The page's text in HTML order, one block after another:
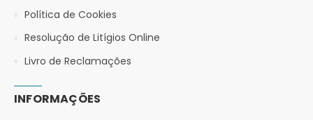
Política de Cookies
Resolução de Litígios Online
Livro de Reclamações
INFORMAÇÕES